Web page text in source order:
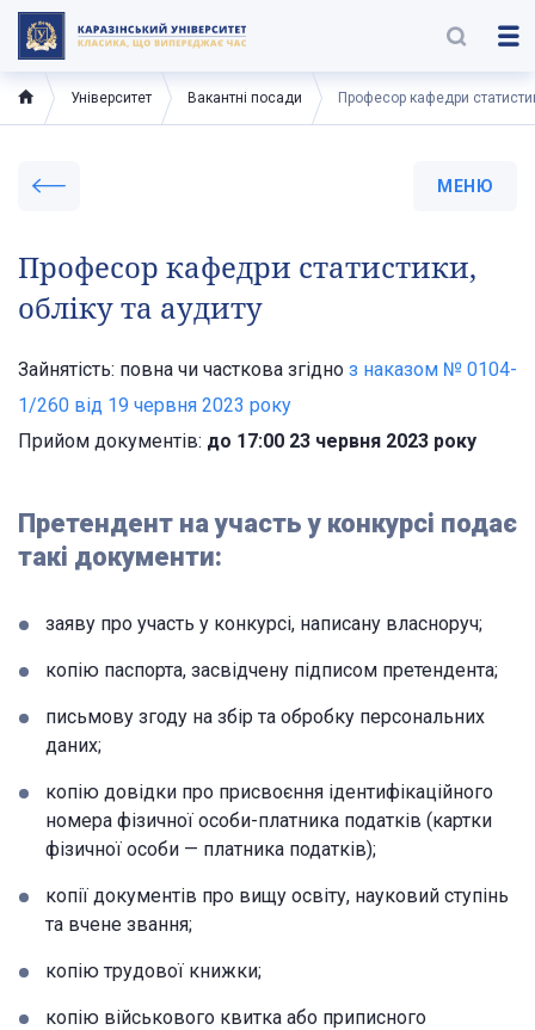
Університет Вакантні посади Професор кафедри
МЕНЮ
Професор кафедри статистики,
обліку та аудиту
Зайнятість: повна чи часткова згідно з наказом № 0104-
1/260 від 19 червня 2023 року
Прийом документів: до 17:00 23 червня 2023 року
Претендент на участь у конкурсі подає
такі документи:
заяву про участь у конкурсі, написану власноруч;
копію паспорта, засвідчену підписом претендента;
письмову згоду на збір та обробку персональних
даних;
копію довідки про присвоєння ідентифікаційного
номера фізичної особи-платника податків (картки
фізичної особи — платника податків);
копії документів про вищу освіту, науковий ступінь
та вчене звання;
копію трудової книжки;
копію військового квитка або приписного